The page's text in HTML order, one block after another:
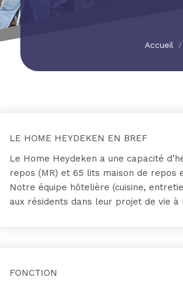
Accueil
LE HOME HEYDEKEN EN BREF
Le Home Heydeken a une capacité
repos (MR) et 65 lits maison de repos
Notre équipe hôtelière (cuisine,
aux résidents dans leur projet de vie à
FONCTION